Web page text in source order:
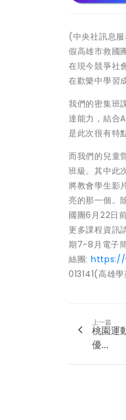
(中央社訊息
假高雄市救國
在現今競爭社
在歡樂中學習
我們的密集班
達能力，結合
是此次很有特
而我們的兒童
班級。其中此
將教會學生影
亮的那一個。
國團6月22日
更多課程資訊
期7-8月電子
絲團: https://
013141(高雄
上一篇
桃園運
優...